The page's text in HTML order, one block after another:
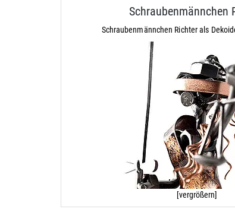
Schraubenmännchen
Schraubenmännchen Richter als
[vergrößern]